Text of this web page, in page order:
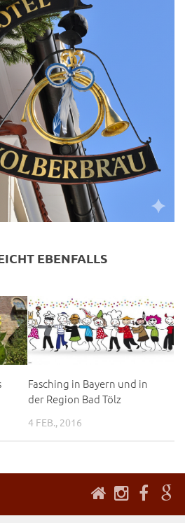
EBENFALLS
Fasching in Bayern und in
der Region Bad Tölz
4 FEB., 2016